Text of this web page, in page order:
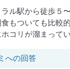
当初ミッシェルも
ルームは、部屋
コーラの空き缶
るて、急に態度
、この451ルーム
ル駅から徒歩５
もついても比較
コリが溜まって
への回答null さん